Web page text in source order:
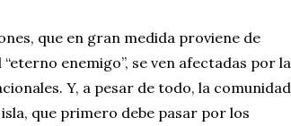
que en gran medida proviene de
enemigo”, se ven afectadas por la
Y, a pesar de todo, la comunidad
que primero debe pasar por los